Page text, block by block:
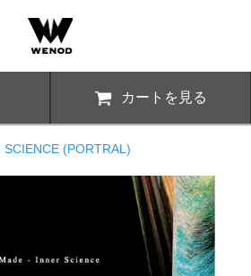
カートを見る
SCIENCE (PORTRAL)